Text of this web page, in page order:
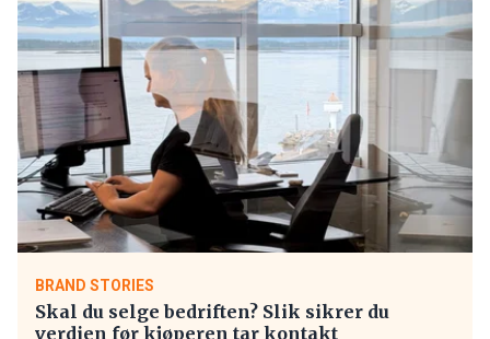
BRAND STORIES
Skal du selge bedriften? Slik sikrer du
verdien før kjøperen tar kontakt